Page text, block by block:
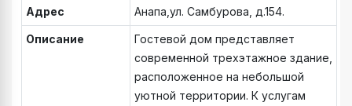
Адрес Анапа,ул. Самбурова, д.154.
Описание
Гостевой дом представляет
современной трехэтажное здание,
расположенное на небольшой
уютной территории. К услугам